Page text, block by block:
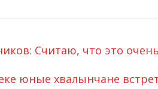
Считаю, что это
юные хвалынчане